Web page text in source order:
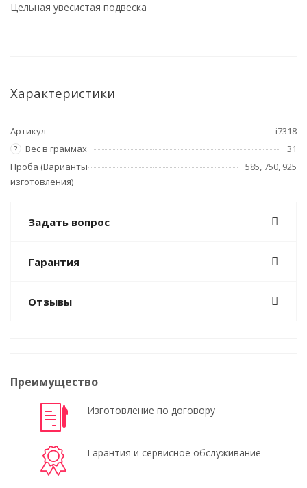
Цельная увесистая подвеска
Характеристики
Артикул i7318
? Вес в граммах
31
Проба (Варианты
изготовления)
585, 750, 925
Задать вопрос
Гарантия
Отзывы
Преимущество
Изготовление по договору
Гарантия и сервисное обслуживание